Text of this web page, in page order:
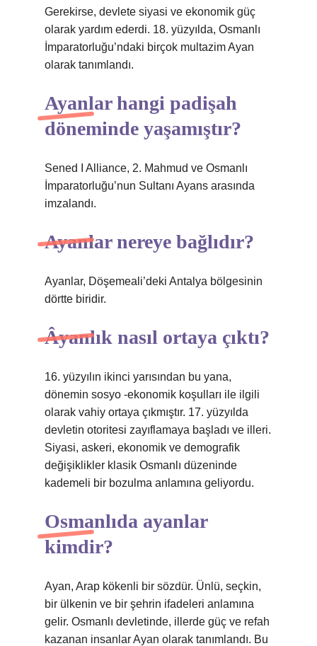
Gerekirse, devlete siyasi ve ekonomik güç
olarak yardım ederdi. 18. yüzyılda, Osmanlı
İmparatorluğu’ndaki birçok multazim Ayan
olarak tanımlandı.
Ayanlar hangi padişah
döneminde yaşamıştır?
Sened I Alliance, 2. Mahmud ve Osmanlı
İmparatorluğu’nun Sultanı Ayans arasında
imzalandı.
Ayanlar nereye bağlıdır?
Ayanlar, Döşemeali’deki Antalya bölgesinin
dörtte biridir.
Âyanlık nasıl ortaya çıktı?
16. yüzyılın ikinci yarısından bu yana,
dönemin sosyo -ekonomik koşulları ile ilgili
olarak vahiy ortaya çıkmıştır. 17. yüzyılda
devletin otoritesi zayıflamaya başladı ve illeri.
Siyasi, askeri, ekonomik ve demografik
değişiklikler klasik Osmanlı düzeninde
kademeli bir bozulma anlamına geliyordu.
Osmanlıda ayanlar
kimdir?
Ayan, Arap kökenli bir sözdür. Ünlü, seçkin,
bir ülkenin ve bir şehrin ifadeleri anlamına
gelir. Osmanlı devletinde, illerde güç ve refah
kazanan insanlar Ayan olarak tanımlandı. Bu